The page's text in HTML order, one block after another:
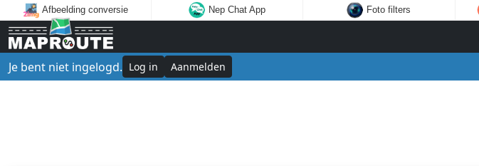
Afbeelding conversie Nep Chat App Foto filters
Je bent niet ingelogd. Log in Aanmelden